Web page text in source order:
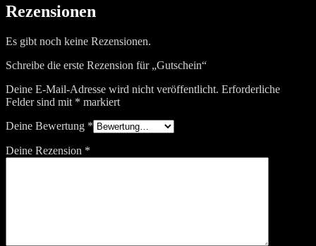
Rezensionen
Es gibt noch keine Rezensionen.
Schreibe die erste Rezension für „Gutschein“
Deine E-Mail-Adresse wird nicht veröffentlicht. Erforderliche
Felder sind mit * markiert
Deine Bewertung *
Deine Rezension *